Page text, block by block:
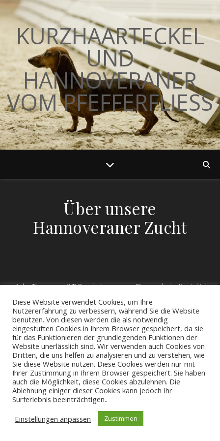
KURZHAARTECKEL
UND
HANNOVERANER
VOM PFEFFERFLIESS
Über unsere
Hannoveraner Zucht
Impressum/Datenschutz Kontakt
Ashe Theme vonWP Royal.
Diese Website verwendet Cookies, um Ihre
Nutzererfahrung zu verbessern, während Sie die Website
benutzen. Von diesen werden die als notwendig
eingestuften Cookies in Ihrem Browser gespeichert, da sie
für das Funktionieren der grundlegenden Funktionen der
Website unerlässlich sind. Wir verwenden auch Cookies von
Dritten, die uns helfen zu analysieren und zu verstehen, wie
Sie diese Website nutzen. Diese Cookies werden nur mit
Ihrer Zustimmung in Ihrem Browser gespeichert. Sie haben
auch die Möglichkeit, diese Cookies abzulehnen. Die
Ablehnung einiger dieser Cookies kann jedoch Ihr
Surferlebnis beeinträchtigen..
Einstellungen anpassen
Zustimmen